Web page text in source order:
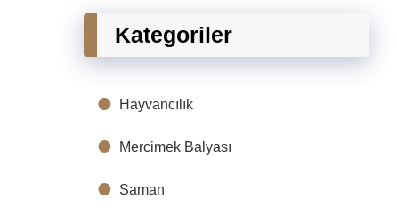
Kategoriler
Hayvancılık
Mercimek Balyası
Saman